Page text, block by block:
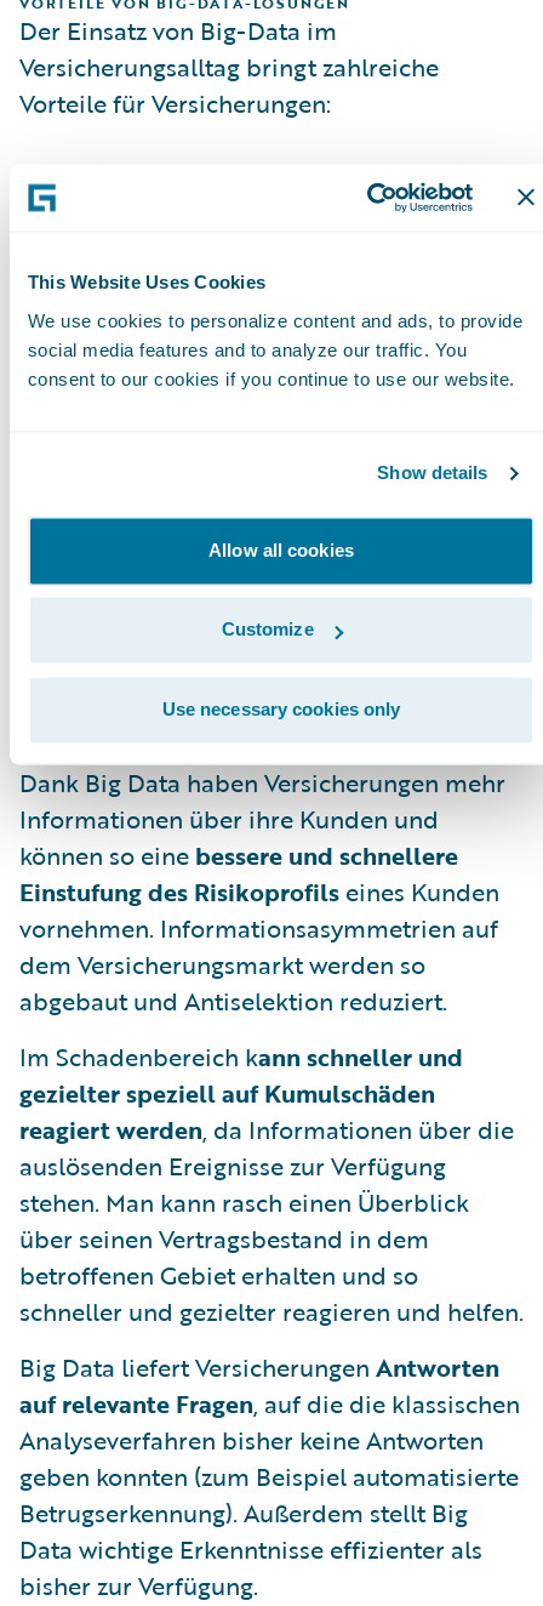
This Website Uses Cookies
We use cookies to personalize content and ads, to provide
social media features and to analyze our traffic. You
consent to our cookies if you continue to use our website.
Show details
Allow all cookies
Customize
Use necessary cookies only
Der Einsatz von Big-Data im
Versicherungsalltag bringt zahlreiche
Vorteile für Versicherungen:
Big Data macht dank neuer Datenquellen
das
können Versicherungen ihr Geschäft
steigern, aber auch profitabler Risiken
einschätzen und zeichnen (Cyence).
innovativer Produkte und Services,
beispielsweise einer individuellen Kfz-
Versicherung sowie Assistenzleistungen.
Durch die automatisierte, schnelle und
fehlerfreie Bearbeitung von
Kundenzufriedenheit.
Dank Big Data haben Versicherungen mehr
Informationen über ihre Kunden und
können so eine bessere und schnellere
Einstufung des Risikoprofils eines Kunden
vornehmen. Informationsasymmetrien auf
dem Versicherungsmarkt werden so
abgebaut und Antiselektion reduziert.
Im Schadenbereich kann schneller und
gezielter speziell auf Kumulschäden
reagiert werden, da Informationen über die
auslösenden Ereignisse zur Verfügung
stehen. Man kann rasch einen Überblick
über seinen Vertragsbestand in dem
betroffenen Gebiet erhalten und so
schneller und gezielter reagieren und helfen.
Big Data liefert Versicherungen Antworten
auf relevante Fragen, auf die die klassischen
Analyseverfahren bisher keine Antworten
geben konnten (zum Beispiel automatisierte
Betrugserkennung). Außerdem stellt Big
Data wichtige Erkenntnisse effizienter als
bisher zur Verfügung.